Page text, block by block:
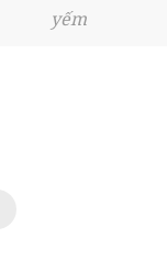
yếm